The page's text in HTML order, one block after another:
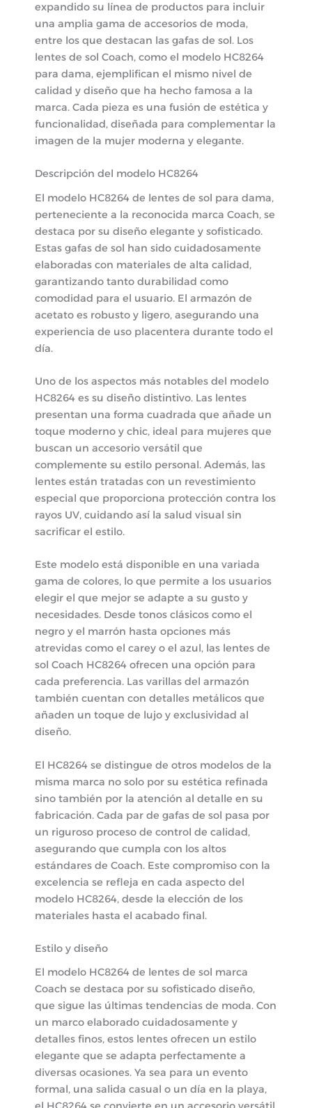
expandido su línea de productos para incluir
una amplia gama de accesorios de moda,
entre los que destacan las gafas de sol. Los
lentes de sol Coach, como el modelo HC8264
para dama, ejemplifican el mismo nivel de
calidad y diseño que ha hecho famosa a la
marca. Cada pieza es una fusión de estética y
funcionalidad, diseñada para complementar la
imagen de la mujer moderna y elegante.
Descripción del modelo HC8264
El modelo HC8264 de lentes de sol para dama,
perteneciente a la reconocida marca Coach, se
destaca por su diseño elegante y sofisticado.
Estas gafas de sol han sido cuidadosamente
elaboradas con materiales de alta calidad,
garantizando tanto durabilidad como
comodidad para el usuario. El armazón de
acetato es robusto y ligero, asegurando una
experiencia de uso placentera durante todo el
día.
Uno de los aspectos más notables del modelo
HC8264 es su diseño distintivo. Las lentes
presentan una forma cuadrada que añade un
toque moderno y chic, ideal para mujeres que
buscan un accesorio versátil que
complemente su estilo personal. Además, las
lentes están tratadas con un revestimiento
especial que proporciona protección contra los
rayos UV, cuidando así la salud visual sin
sacrificar el estilo.
Este modelo está disponible en una variada
gama de colores, lo que permite a los usuarios
elegir el que mejor se adapte a su gusto y
necesidades. Desde tonos clásicos como el
negro y el marrón hasta opciones más
atrevidas como el carey o el azul, las lentes de
sol Coach HC8264 ofrecen una opción para
cada preferencia. Las varillas del armazón
también cuentan con detalles metálicos que
añaden un toque de lujo y exclusividad al
diseño.
El HC8264 se distingue de otros modelos de la
misma marca no solo por su estética refinada
sino también por la atención al detalle en su
fabricación. Cada par de gafas de sol pasa por
un riguroso proceso de control de calidad,
asegurando que cumpla con los altos
estándares de Coach. Este compromiso con la
excelencia se refleja en cada aspecto del
modelo HC8264, desde la elección de los
materiales hasta el acabado final.
Estilo y diseño
El modelo HC8264 de lentes de sol marca
Coach se destaca por su sofisticado diseño,
que sigue las últimas tendencias de moda. Con
un marco elaborado cuidadosamente y
detalles finos, estos lentes ofrecen un estilo
elegante que se adapta perfectamente a
diversas ocasiones. Ya sea para un evento
formal, una salida casual o un día en la playa,